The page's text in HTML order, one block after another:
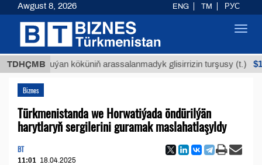
TDHÇMB
Buýan köküniň arassalanmadyk glisirrizin turşusy (t.) $12935,18
Biznes
Türkmenistanda we Horwatiýada öndürilýän
harytlaryň sergilerini guramak maslahatlaşyldy
BT
11:01 18.04.2025
Awgust 8, 2026 ENG TM РУС